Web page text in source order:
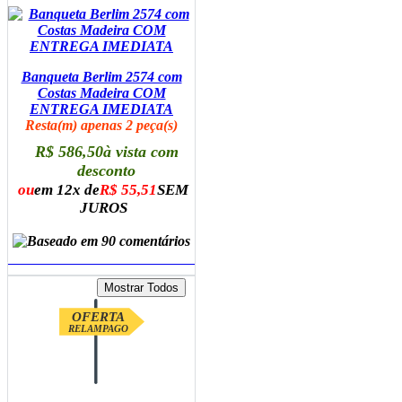
Banqueta Berlim 2574 com
Costas Madeira COM
ENTREGA IMEDIATA
Resta(m) apenas 2 peça(s)
R$ 586,50à vista com
desconto
ouem 12x deR$ 55,51SEM
JUROS
OFERTA
RELAMPAGO